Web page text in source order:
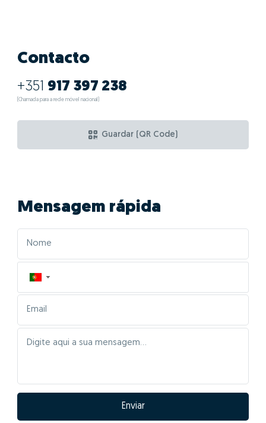
Contacto
+351 917 397 238
(Chamada para a rede móvel nacional)
Guardar (QR Code)
Mensagem rápida
▼
Enviar